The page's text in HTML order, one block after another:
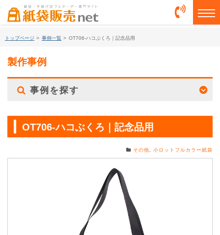
トップページ > 事例一覧 > OT706-ハコぶくろ｜記念品用
製作事例
事例を探す
OT706-ハコぶくろ｜記念品用
その他 小ロットフルカラー紙袋